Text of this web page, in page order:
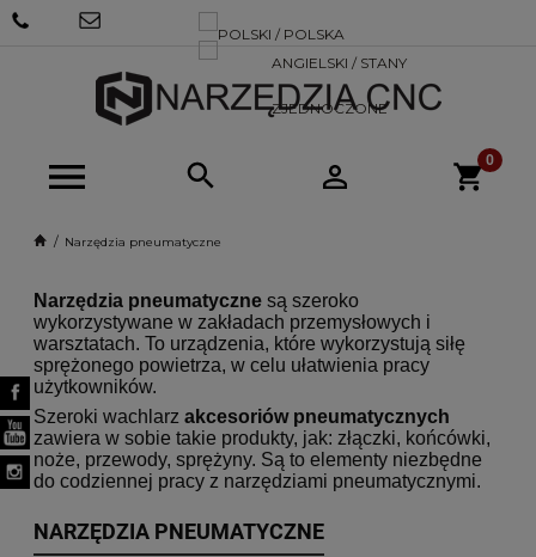
Narzędzia pneumatyczne
Narzędzia pneumatyczne są szeroko
wykorzystywane w zakładach przemysłowych i
warsztatach. To urządzenia, które wykorzystują siłę
sprężonego powietrza, w celu ułatwienia pracy
użytkowników.
Szeroki wachlarz akcesoriów pneumatycznych
zawiera w sobie takie produkty, jak: złączki, końcówki,
noże, przewody, sprężyny. Są to elementy niezbędne
do codziennej pracy z narzędziami pneumatycznymi.
NARZĘDZIA PNEUMATYCZNE